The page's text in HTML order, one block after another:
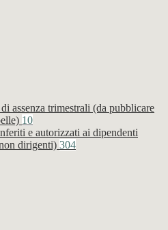
assenza trimestrali (da pubblicare
10
e autorizzati ai dipendenti
dirigenti) 304